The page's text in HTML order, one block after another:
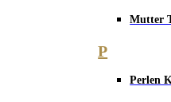
Mutter
P
Perlen